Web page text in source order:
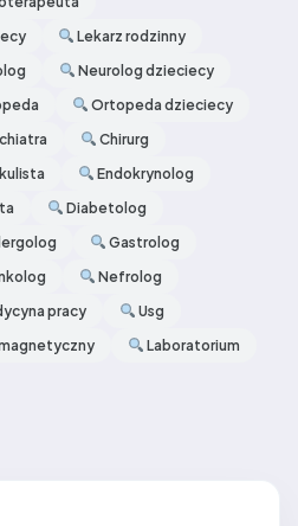
Lekarz rodzinny
Neurolog dzieciecy
Ortopeda dzieciecy
Chirurg
Endokrynolog
Diabetolog
Gastrolog
Nefrolog
pracy
Usg
Laboratorium